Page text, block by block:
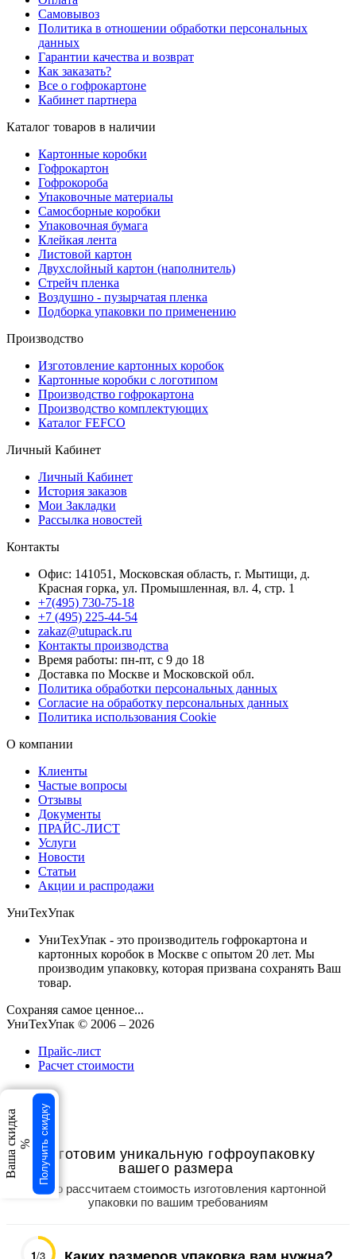
Самовывоз
Политика в отношении обработки персональных
данных
Гарантии качества и возврат
Как заказать?
Все о гофрокартоне
Кабинет партнера
Каталог товаров в наличии
Картонные коробки
Гофрокартон
Гофрокороба
Упаковочные материалы
Самосборные коробки
Упаковочная бумага
Клейкая лента
Листовой картон
Двухслойный картон (наполнитель)
Стрейч пленка
Воздушно - пузырчатая пленка
Подборка упаковки по применению
Производство
Изготовление картонных коробок
Картонные коробки с логотипом
Производство гофрокартона
Производство комплектующих
Каталог FEFCO
Личный Кабинет
Личный Кабинет
История заказов
Мои Закладки
Рассылка новостей
Контакты
Офис: 141051, Московская область, г. Мытищи, д.
Красная горка, ул. Промышленная, вл. 4, стр. 1
+7(495) 730-75-18
+7 (495) 225-44-54
zakaz@utupack.ru
Контакты производства
Время работы: пн-пт, с 9 до 18
Доставка по Москве и Московской обл.
Политика обработки персональных данных
Согласие на обработку персональных данных
Политика использования Cookie
О компании
Клиенты
Частые вопросы
Отзывы
Документы
ПРАЙС-ЛИСТ
Услуги
Новости
Статьи
Акции и распродажи
УниТехУпак
УниТехУпак - это производитель гофрокартона и
картонных коробок в Москве с опытом 20 лет. Мы
производим упаковку, которая призвана сохранять Ваш
товар.
Сохраняя самое ценное...
УниТехУпак © 2006 – 2026
Прайс-лист
Расчет стоимости
свернуть
×
×
Изготовим уникальную гофроупаковку
вашего размера
Точно рассчитаем стоимость изготовления картонной
упаковки по вашим требованиям
1/3
Ваша скидка % Получить скидку